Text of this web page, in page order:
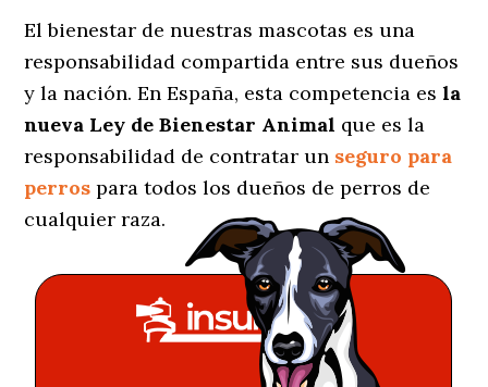
El bienestar de nuestras mascotas es una
responsabilidad compartida entre sus dueños
y la nación. En España, esta competencia esla
nueva Ley de Bienestar Animal que es la
responsabilidad de contratar un seguro para
perros para todos los dueños de perros de
cualquier raza.